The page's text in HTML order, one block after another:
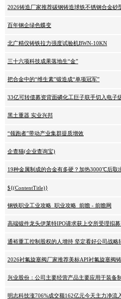
2026铸造厂家推荐碳钢铸造球铁不锈钢合金砂
百年钢企绿色蝶变
北广精仪铸铁拉力强度试验机BWN-10KN
三十六项科技成果落地生“金”
把合金中的“维生素”锻造成“单项冠军”
33亿可转债募资背面磷化工巨子联手切入电子
黑土重器 实业兴邦
“领跑者”带动产业集群提质增效
企查猫(企业查询宝)
19种金属制成的合金有多硬？加热3000℃后取
${(ContentTitle)}
钢铁职业工业攻略_职业攻略_前瞻 - 前瞻网
高端锻件龙头伊莱特IPO请求获上交所受理拟
通裕重工控制股权的人增持 坚定看好公司战略
2026衬氟旋塞阀厂家推荐美标API衬氟旋塞阀
兴业股份：公司主要经营产品主要应用于装备
明志科技涨706%成交额162亿元今天主力净流